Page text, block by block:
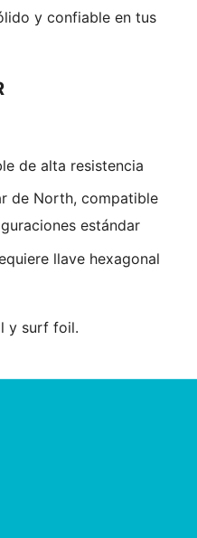
y confiable en tus
de alta resistencia
de North, compatible
estándar
llave hexagonal
y surf foil.